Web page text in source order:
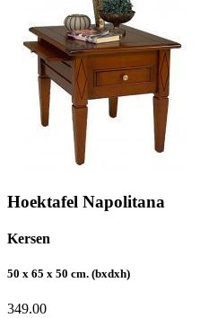
Hoektafel Napolitana
Kersen
50 x 65 x 50 cm. (bxdxh)
349.00